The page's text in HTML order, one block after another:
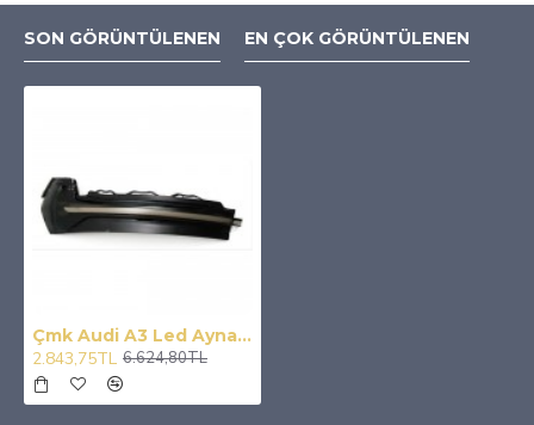
SON GÖRÜNTÜLENEN EN ÇOK GÖRÜNTÜLENEN
Çmk Audi A3 Led Ayna Sinyali 2012+
2.843,75TL 6.624,80TL